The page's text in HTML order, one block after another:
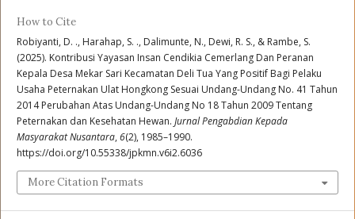
How to Cite
Robiyanti, D. ., Harahap, S. ., Dalimunte, N., Dewi, R. S., & Rambe, S.
(2025). Kontribusi Yayasan Insan Cendikia Cemerlang Dan Peranan
Kepala Desa Mekar Sari Kecamatan Deli Tua Yang Positif Bagi Pelaku
Usaha Peternakan Ulat Hongkong Sesuai Undang-Undang No. 41 Tahun
2014 Perubahan Atas Undang-Undang No 18 Tahun 2009 Tentang
Peternakan dan Kesehatan Hewan. Jurnal Pengabdian Kepada
Masyarakat Nusantara, 6(2), 1985–1990.
https://doi.org/10.55338/jpkmn.v6i2.6036
More Citation Formats